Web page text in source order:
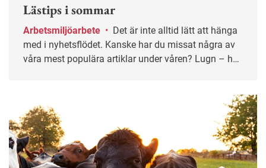
Lästips i sommar
Arbetsmiljöarbete •
med i nyhetsflödet. Kanske har du missat några av
våra mest populära artiklar under våren? Lugn – här